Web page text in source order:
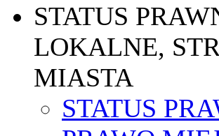
STATUS
LOKALNE,
MIASTA
STATUS